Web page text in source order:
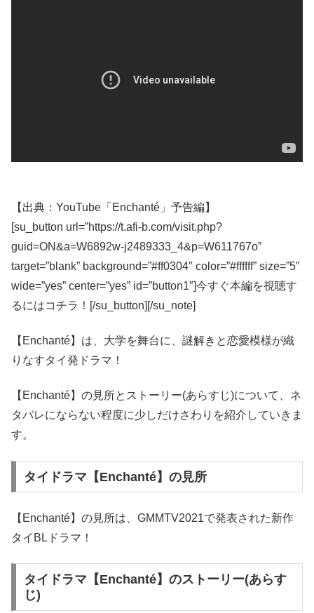
【出典：YouTube「Enchanté」予告編】
[su_button url=”https://t.afi-b.com/visit.php?
guid=ON&a=W6892w-j2489333_4&p=W611767o”
target=”blank” background=”#ff0304″ color=”#ffffff” size=”5″
wide=”yes” center=”yes” id=”button1″]今すぐ本編を視聴す
るにはコチラ！[/su_button][/su_note]
【Enchanté】は、大学を舞台に、謎解きと恋愛模様が織
りなすタイ発ドラマ！
【Enchanté】の見所とストーリー(あらすじ)について、ネ
タバレにならない程度に少しだけさわりを紹介していきま
す。
タイドラマ【Enchanté】の見所
【Enchanté】の見所は、GMMTV2021で発表された新作
タイBLドラマ！
タイドラマ【Enchanté】のストーリー(あらす
じ)